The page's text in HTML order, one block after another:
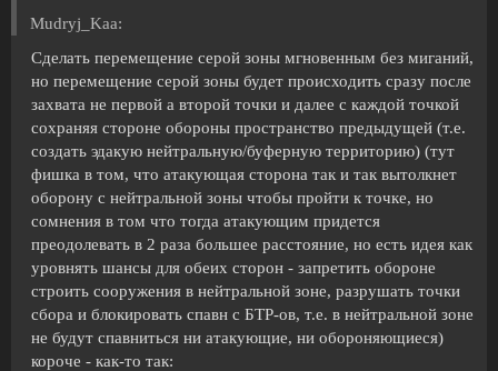
Mudryj_Kaa:
Сделать перемещение серой зоны мгновенным без миганий,
но перемещение серой зоны будет происходить сразу после
захвата не первой а второй точки и далее с каждой точкой
сохраняя стороне обороны пространство предыдущей (т.е.
создать эдакую нейтральную/буферную территорию) (тут
фишка в том, что атакующая сторона так и так вытолкнет
оборону с нейтральной зоны чтобы пройти к точке, но
сомнения в том что тогда атакующим придется
преодолевать в 2 раза большее расстояние, но есть идея как
уровнять шансы для обеих сторон - запретить обороне
строить сооружения в нейтральной зоне, разрушать точки
сбора и блокировать спавн с БТР-ов, т.е. в нейтральной зоне
не будут спавниться ни атакующие, ни обороняющиеся)
короче - как-то так: